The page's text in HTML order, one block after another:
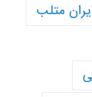
متلب